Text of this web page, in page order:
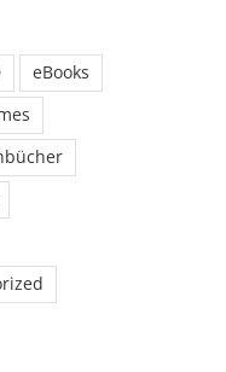
eBooks